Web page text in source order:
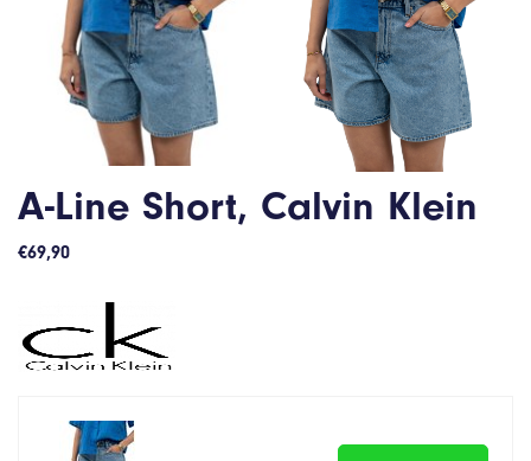
A-Line Short, Calvin Klein
€69,90